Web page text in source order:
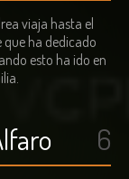
viaja hasta el
ha dedicado
esto ha ido en
6